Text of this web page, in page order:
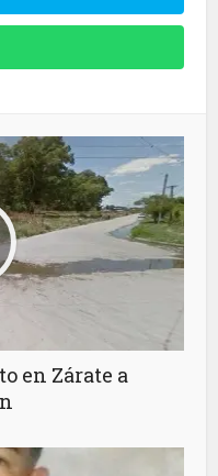
en Zárate a